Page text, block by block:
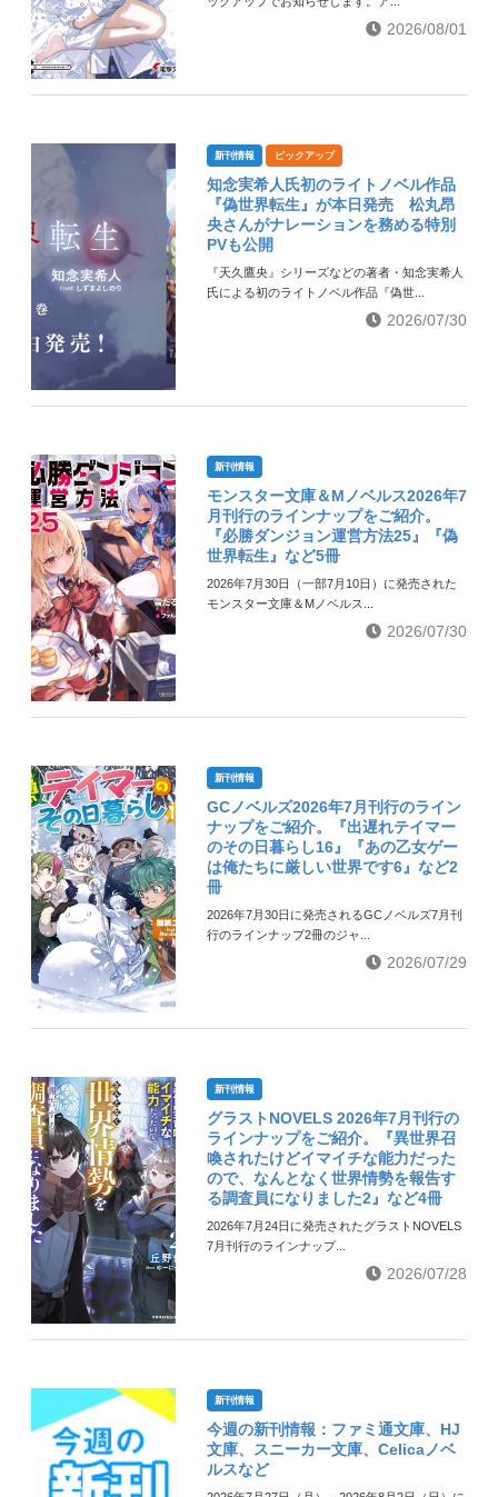
2026/08/01
新刊情報 ピックアップ
知念実希人氏初のライトノベル作品
『偽世界転生』が本日発売 松丸昂
央さんがナレーションを務める特別
PVも公開
『天久鷹央』シリーズなどの著者・知念実希人
氏による初のライトノベル作品『偽世...
2026/07/30
新刊情報
モンスター文庫＆Mノベルス2026年7
月刊行のラインナップをご紹介。
『必勝ダンジョン運営方法25』『偽
世界転生』など5冊
2026年7月30日（一部7月10日）に発売された
モンスター文庫＆Mノベルス...
2026/07/30
新刊情報
GCノベルズ2026年7月刊行のライン
ナップをご紹介。『出遅れテイマー
のその日暮らし16』『あの乙女ゲー
は俺たちに厳しい世界です6』など2
冊
2026年7月30日に発売されるGCノベルズ7月刊
行のラインナップ2冊のジャ...
2026/07/29
新刊情報
グラストNOVELS 2026年7月刊行の
ラインナップをご紹介。『異世界召
喚されたけどイマイチな能力だった
ので、なんとなく世界情勢を報告す
る調査員になりました2』など4冊
2026年7月24日に発売されたグラストNOVELS
7月刊行のラインナップ...
2026/07/28
新刊情報
今週の新刊情報：ファミ通文庫、HJ
文庫、スニーカー文庫、Celicaノベ
ルスなど